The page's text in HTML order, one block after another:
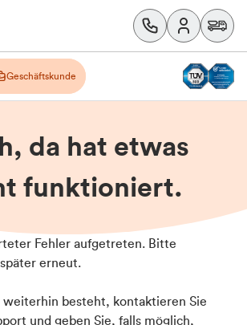
Geschäftskunde
da hat etwas
funktioniert.
Fehler aufgetreten. Bitte
erneut.
weiterhin besteht, kontaktieren Sie
und geben Sie, falls möglich,